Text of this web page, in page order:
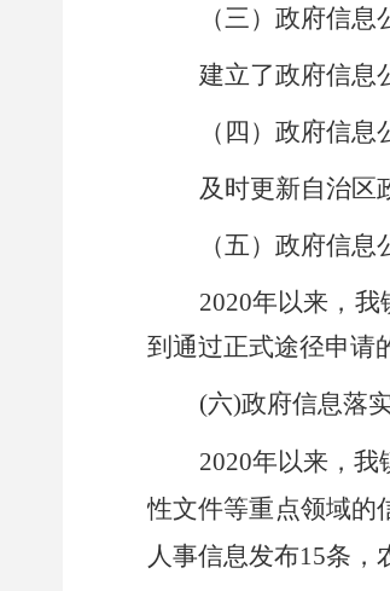
（三）政府信
建立了政府信息
（四）政府信
及时更新自治区
（五）政府信
2020年以来，我
到通过正式途径申请
(六)政府信息落
2020年以来，我
性文件等重点领域的
人事信息发布15条，